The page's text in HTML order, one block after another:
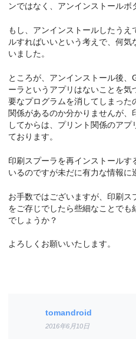
ンではなく、アンインストールボ
もし、アンインストールしたう
ルすればいいという考えで、何気
いました。
ところが、アンインストール後
ーラというアプリはないことを
要なプログラムを消してしまった
関係があるのか分かりませんが
してからは、プリント関係のア
ております。
印刷スプーラを再インストール
いるのですが未だに有力な情報に
お手数ではございますが、印刷
をご存じでしたら些細なことで
でしょうか？
よろしくお願いいたします。
tomandroid
2016年6月10日